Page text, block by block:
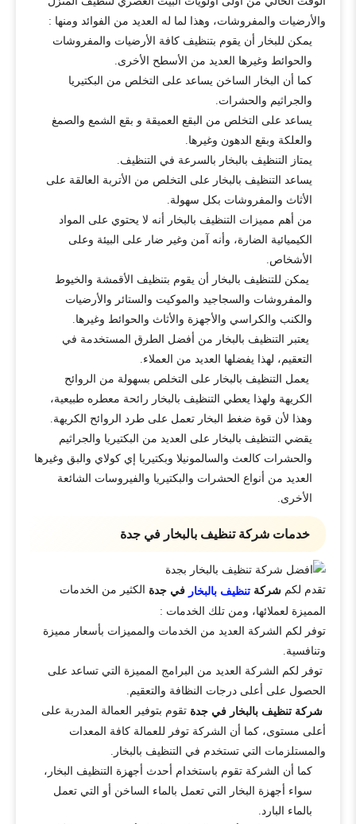
والأرضيات والمفروشات، وهذا لما له العديد من الفوائد ومنها :
يمكن للبخار أن يقوم بتنظيف كافة الأرضيات والمفروشات
والحوائط وغيرها العديد من الأسطح الأخرى.
كما أن البخار الساخن يساعد على التخلص من البكتيريا
والجراثيم والحشرات.
يساعد على التخلص من البقع العميقة و بقع الشمع والصمغ
والعلكة وبقع الدهون وغيرها.
يمتاز التنظيف بالبخار بالسرعة في التنظيف.
يساعد التنظيف بالبخار على التخلص من الأتربة العالقة على
الأثاث والمفروشات بكل سهولة.
من أهم مميزات التنظيف بالبخار أنه لا يحتوي على المواد
الكيميائية الضارة، وأنه آمن وغير ضار على البيئة وعلى
الأشخاص.
يمكن للتنظيف بالبخار أن يقوم بتنظيف الأقمشة والخيوط
والمفروشات والسجاجيد والموكيت والستائر والأرضيات
والكنب والكراسي والأجهزة والأثاث والحوائط وغيرها.
يعتبر التنظيف بالبخار من أفضل الطرق المستخدمة في
التعقيم، لهذا يفضلها العديد من العملاء.
يعمل التنظيف بالبخار على التخلص بسهولة من الروائح
الكريهة ولهذا يعطي التنظيف بالبخار رائحة معطره طبيعية،
وهذا لأن قوة ضغط البخار تعمل على طرد الروائح الكريهة.
يقضي التنظيف بالبخار على العديد من البكتيريا والجراثيم
والحشرات كالعث والسالمونيلا وبكتيريا إي كولاي والبق وغيرها
العديد من أنواع الحشرات والبكتيريا والفيروسات الشائعة
الأخرى.
خدمات شركة تنظيف بالبخار في جدة
تقدم لكم شركة تنظيف بالبخار في جدة الكثير من الخدمات
المميزة لعملائها، ومن تلك الخدمات :
توفر لكم الشركة العديد من الخدمات والمميزات بأسعار مميزة
وتنافسية.
توفر لكم الشركة العديد من البرامج المميزة التي تساعد على
الحصول على أعلى درجات النظافة والتعقيم.
شركة تنظيف بالبخار في جدة تقوم بتوفير العمالة المدربة على
أعلى مستوى، كما أن الشركة توفر للعمالة كافة المعدات
والمستلزمات التي تستخدم في التنظيف بالبخار.
كما أن الشركة تقوم باستخدام أحدث أجهزة التنظيف البخار،
سواء أجهزة البخار التي تعمل بالماء الساخن أو التي تعمل
بالماء البارد.